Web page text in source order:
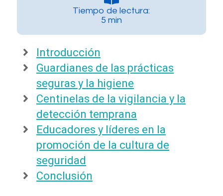
Tiempo de lectura:
5 min
Introducción
Guardianes de las prácticas
seguras y la higiene
Centinelas de la vigilancia y la
detección temprana
Educadores y líderes en la
promoción de la cultura de
seguridad
Conclusión